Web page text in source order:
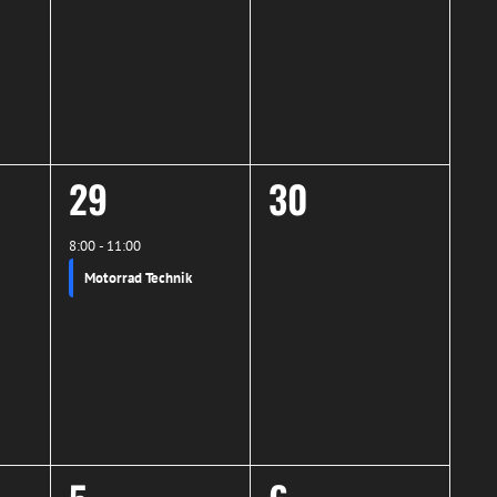
1
Veranstaltung,
29
8:00- 11:00
Motorrad Technik
0
30